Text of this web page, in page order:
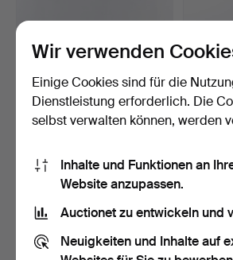
OKÄND KONSTNÄR.
Große Wandskulptur,
Metall…
Beendet 26. Jul 2026
2 Gebote
1 Gebot
Wir verwenden
Einige Cookies sind für die
Dienstleistung erforderlich. Die
selbst verwalten können, werden
Inhalte und Funktionen an
Website anzupassen.
Auctionet zu entwickeln und
Neuigkeiten und Inhalte auf